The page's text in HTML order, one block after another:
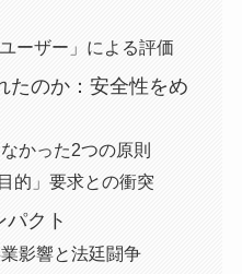
ーザー」による評価
たのか：安全性をめ
かった2つの原則
的」要求との衝突
クト
影響と法廷闘争